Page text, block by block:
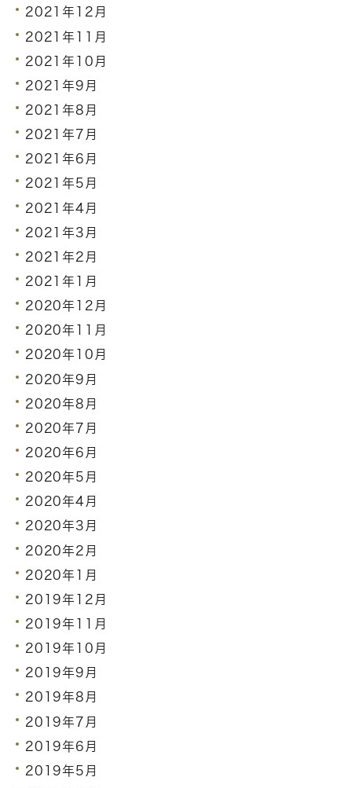
2021年12月
2021年11月
2021年10月
2021年9月
2021年8月
2021年7月
2021年6月
2021年5月
2021年4月
2021年3月
2021年2月
2021年1月
2020年12月
2020年11月
2020年10月
2020年9月
2020年8月
2020年7月
2020年6月
2020年5月
2020年4月
2020年3月
2020年2月
2020年1月
2019年12月
2019年11月
2019年10月
2019年9月
2019年8月
2019年7月
2019年6月
2019年5月